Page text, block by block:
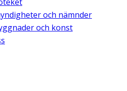
och nämnder
och konst